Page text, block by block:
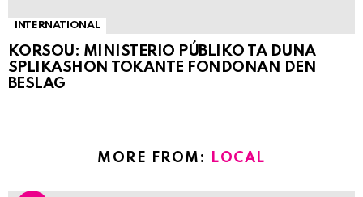
INTERNATIONAL
KORSOU: MINISTERIO PÚBLIKO TA DUNA
SPLIKASHON TOKANTE FONDONAN DEN
BESLAG
MORE FROM: LOCAL